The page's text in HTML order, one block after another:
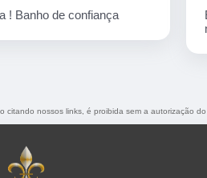
banho de confiança
nossos links, é proibida sem a autorização